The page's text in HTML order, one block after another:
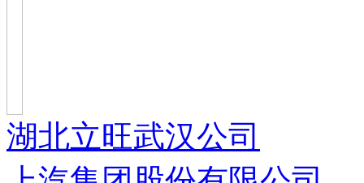
湖北立旺武汉公司